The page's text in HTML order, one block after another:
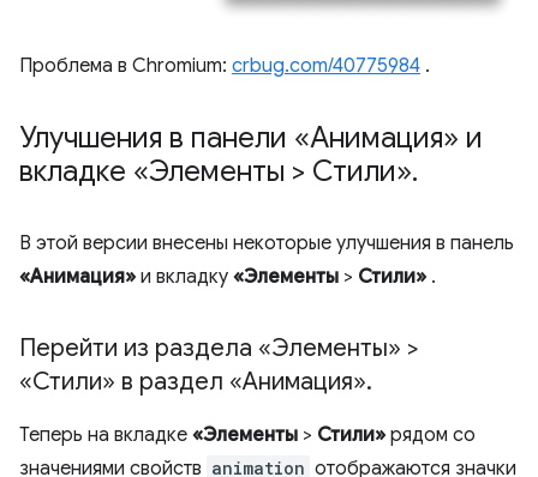
Проблема в Chromium: crbug.com/40775984 .
Улучшения в панели «Анимация» и
вкладке «Элементы > Стили».
В этой версии внесены некоторые улучшения в панель
«Анимация» и вкладку «Элементы > Стили» .
Перейти из раздела «Элементы» >
«Стили» в раздел «Анимация».
Теперь на вкладке «Элементы > Стили» рядом со
значениями свойств animation отображаются значки